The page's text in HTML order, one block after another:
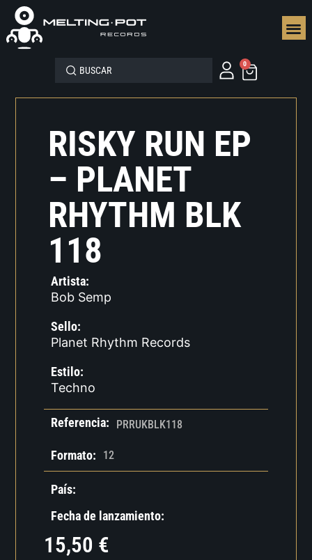
0
RISKY RUN EP
– PLANET
RHYTHM BLK
118
Artista:
Bob Semp
Sello:
Planet Rhythm Records
Estilo:
Techno
Referencia: PRRUKBLK118
Formato: 12
País:
Fecha de lanzamiento:
15,50 €